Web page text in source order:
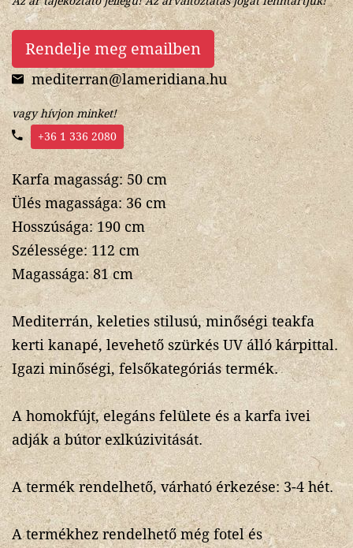
Rendelje meg emailben
mediterran@lameridiana.hu
vagy hívjon minket!
+36 1 336 2080
Karfa magasság: 50 cm
Ülés magassága: 36 cm
Hosszúsága: 190 cm
Szélessége: 112 cm
Magassága: 81 cm
Mediterrán, keleties stilusú, minőségi teakfa
kerti kanapé, levehető szürkés UV álló kárpittal.
Igazi minőségi, felsőkategóriás termék.
A homokfújt, elegáns felülete és a karfa ivei
adják a bútor exlkúzivitását.
A termék rendelhető, várható érkezése: 3-4 hét.
A termékhez rendelhető még fotel és